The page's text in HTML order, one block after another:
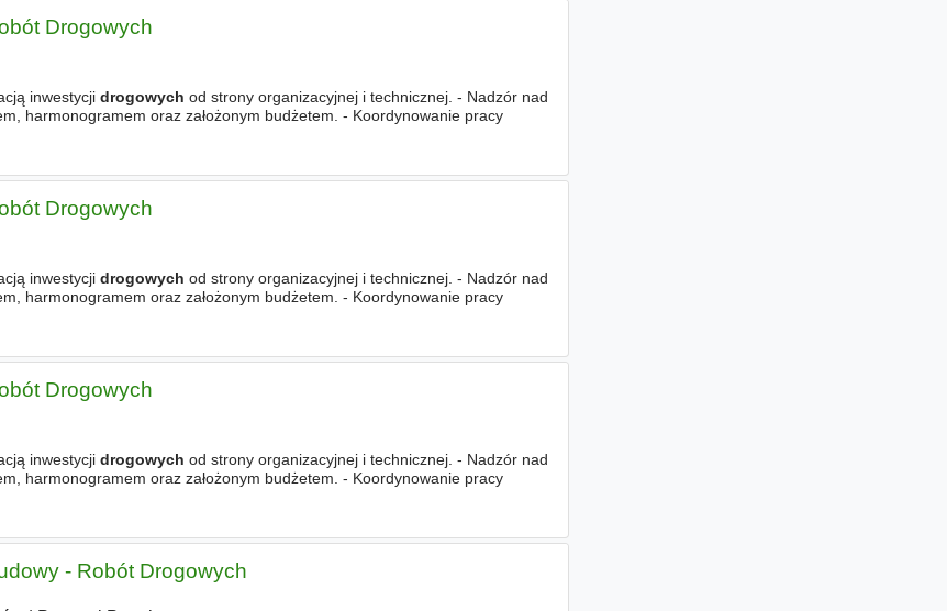
Drogowych
inwestycji drogowych od strony organizacyjnej i technicznej. - Nadzór nad
harmonogramem oraz założonym budżetem. - Koordynowanie pracy
Drogowych
inwestycji drogowych od strony organizacyjnej i technicznej. - Nadzór nad
harmonogramem oraz założonym budżetem. - Koordynowanie pracy
Drogowych
inwestycji drogowych od strony organizacyjnej i technicznej. - Nadzór nad
harmonogramem oraz założonym budżetem. - Koordynowanie pracy
- Robót Drogowych